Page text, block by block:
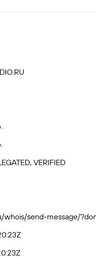
VERIFIED
whois/send-message/